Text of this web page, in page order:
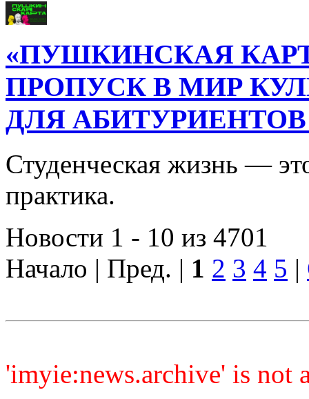
«ПУШКИНСКАЯ
ПРОПУСК В МИР
ДЛЯ
Студенческая жизнь —
практика.
Новости 1 - 10 из 4701
Начало | Пред. | 1 2 3 4 5 |
'imyie:news.archive' is not